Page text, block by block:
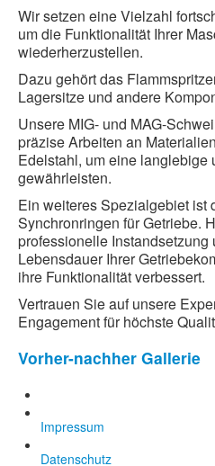
Wir setzen eine Vielzahl
um die Funktionalität Ihrer
wiederherzustellen.
Dazu gehört das
Lagersitze und andere
Unsere MIG- und MAG-
präzise Arbeiten an
Edelstahl, um eine langlebige
gewährleisten.
Ein weiteres Spezialgebiet ist
Synchronringen für Getriebe.
professionelle
Lebensdauer Ihrer
ihre Funktionalität verbessert.
Vertrauen Sie auf unsere
Engagement für höchste
Vorher-nachher Gallerie
Achstrichter eines
Schleppers
Impressum
Datenschutz